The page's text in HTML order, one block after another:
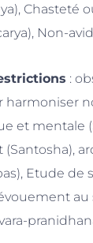
Chasteté
Non-
:
harmoniser
et mentale
Etude de